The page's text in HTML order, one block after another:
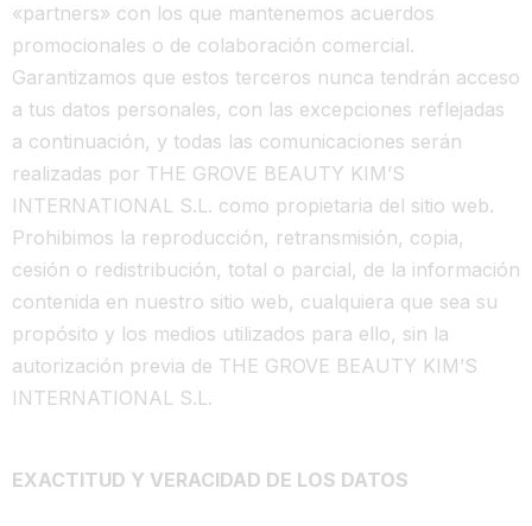
«partners» con los que mantenemos acuerdos
promocionales o de colaboración comercial.
Garantizamos que estos terceros nunca tendrán acceso
a tus datos personales, con las excepciones reflejadas
a continuación, y todas las comunicaciones serán
realizadas por THE GROVE BEAUTY KIM’S
INTERNATIONAL S.L. como propietaria del sitio web.
Prohibimos la reproducción, retransmisión, copia,
cesión o redistribución, total o parcial, de la información
contenida en nuestro sitio web, cualquiera que sea su
propósito y los medios utilizados para ello, sin la
autorización previa de THE GROVE BEAUTY KIM’S
INTERNATIONAL S.L.
EXACTITUD Y VERACIDAD DE LOS DATOS